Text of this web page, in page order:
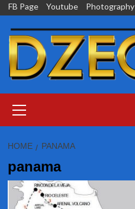
Skip
content
FB Page Youtube Photography
Menu
HOME PANAMA
panama